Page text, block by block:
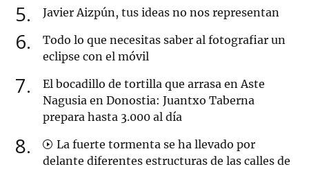
5 Javier Aizpún, tus ideas no nos representan
6
Todo lo que necesitas saber al fotografiar un
eclipse con el móvil
7
El bocadillo de tortilla que arrasa en Aste
Nagusia en Donostia: Juantxo Taberna
prepara hasta 3.000 al día
8
La fuerte tormenta se ha llevado por
delante diferentes estructuras de las calles de